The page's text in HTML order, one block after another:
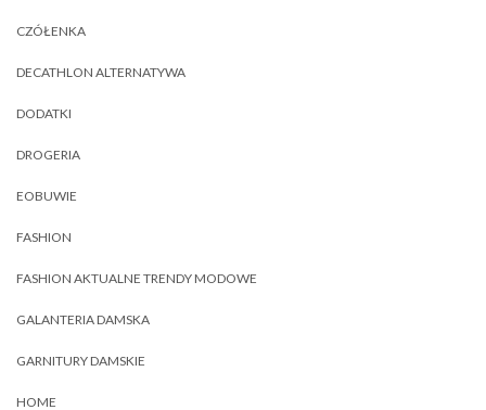
CZÓŁENKA
DECATHLON ALTERNATYWA
DODATKI
DROGERIA
EOBUWIE
FASHION
FASHION AKTUALNE TRENDY MODOWE
GALANTERIA DAMSKA
GARNITURY DAMSKIE
HOME